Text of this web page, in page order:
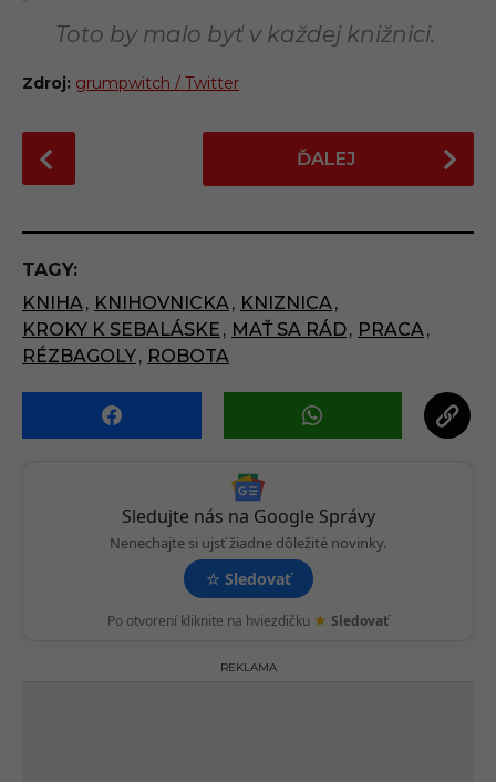
Toto by malo byť v každej knižnici.
Zdroj: grumpwitch / Twitter
o
t
P
a
g
i
t
ĎALEJ
TAGY:
KNIHA, KNIHOVNICKA, KNIZNICA,
KROKY K SEBALÁSKE , MAŤ SA RÁD, PRACA,
RÉZBAGOLY, ROBOTA
Sledujte nás na Google Správy
Nenechajte si ujsť žiadne dôležité novinky.
☆ Sledovať
Po otvorení kliknite na hviezdičku ★ Sledovať
REKLAMA